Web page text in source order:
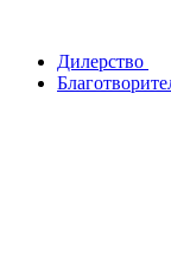
Дилерство